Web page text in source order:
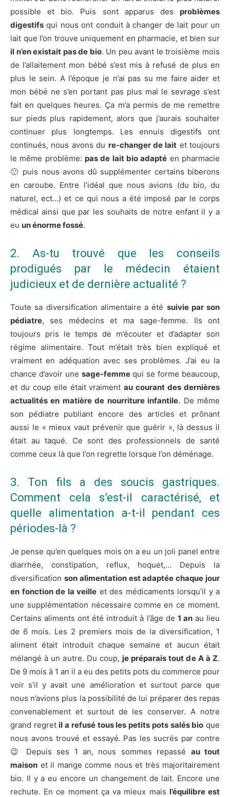
possible et bio. Puis sont apparus des problèmes
digestifs qui nous ont conduit à changer de lait pour un
lait que l’on trouve uniquement en pharmacie, et bien sur
il n’en existait pas de bio. Un peu avant le troisième mois
de l’allaitement mon bébé s’est mis à refusé de plus en
plus le sein. A l’époque je n’ai pas su me faire aider et
mon bébé ne s’en portant pas plus mal le sevrage s’est
fait en quelques heures. Ça m’a permis de me remettre
sur pieds plus rapidement, alors que j’aurais souhaiter
continuer plus longtemps. Les ennuis digestifs ont
continués, nous avons du re-changer de lait et toujours
le même problème: pas de lait bio adapté en pharmacie
🙁 puis nous avons dû supplémenter certains biberons
en caroube. Entre l’idéal que nous avions (du bio, du
naturel, ect…) et ce qui nous a été imposé par le corps
médical ainsi que par les souhaits de notre enfant il y a
eu un énorme fossé.
2. As-tu trouvé que les conseils
prodigués par le médecin étaient
judicieux et de dernière actualité ?
​Toute sa diversification alimentaire a été suivie par son
pédiatre, ses médecins et ma sage-femme. Ils ont​
toujours pris le temps de m’écouter et d’adapter son
régime alimentaire. Tout m’était très bien expliqué et
vraiment en adéquation avec ses problèmes. J’ai eu la
chance d’avoir une sage-femmequi se forme beaucoup,
et du coup elle était vraimentau courant des dernières
actualités en matière de nourriture infantile. De même
son pédiatre publiant encore des articles et prônant
aussi le « mieux vaut prévenir que guérir », là dessus il
était au taqué. Ce sont des professionnels de santé
comme ceux là que l’on regrette lorsque l’on déménage.
3. Ton fils a des soucis gastriques.
Comment cela s’est-il caractérisé, et
quelle alimentation a-t-il pendant ces
périodes-là ?
Je pense qu’en quelques mois on a eu un joli panel entre
diarrhée, constipation, reflux, hoquet,…​ Depuis la
diversification son alimentation est adaptée chaque jour
en fonction de la veille et des médicaments lorsqu’il y a
une supplémentation nécessaire comme en ce moment.
Certains aliments ont été introduit à l’âge de 1 anau lieu
de 6 mois. Les 2 premiers mois de la diversification, 1
aliment était introduit chaque semaine et aucun était
mélangé à un autre. Du coup, je préparais tout de A à Z.
De 9 mois à 1 an il a eu des petits pots du commerce pour
voir s’il y avait une amélioration et surtout parce que
nous n’avions plus la possibilité de lui préparer des repas
convenablement et surtout de les conserver. A notre
grand regret il a refusé tous les petits pots salés bio que
nous avons trouvé et essayé. Pas les sucrés par contre
😉 Depuis ses 1 an, nous sommes repassé au tout
maison et il mange comme nous et très majoritairement
bio. Il y a eu encore un changement de lait. Encore une
rechute. En ce moment ça va mieux mais l’équilibre est